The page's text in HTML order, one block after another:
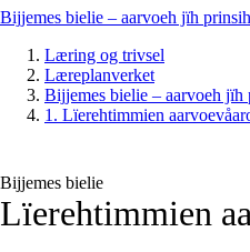
Bijjemes bielie – aarvoeh jïh
Læring og trivsel
Læreplanverket
Bijjemes bielie – aarvoeh jïh
1. Lïerehtimmien
Bijjemes bielie
Lïerehtimmien